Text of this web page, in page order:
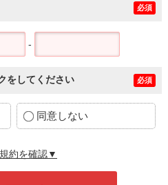
必須
-
をしてください 必須
同意しない
約を確認▼